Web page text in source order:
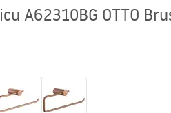
A62310BG OTTO